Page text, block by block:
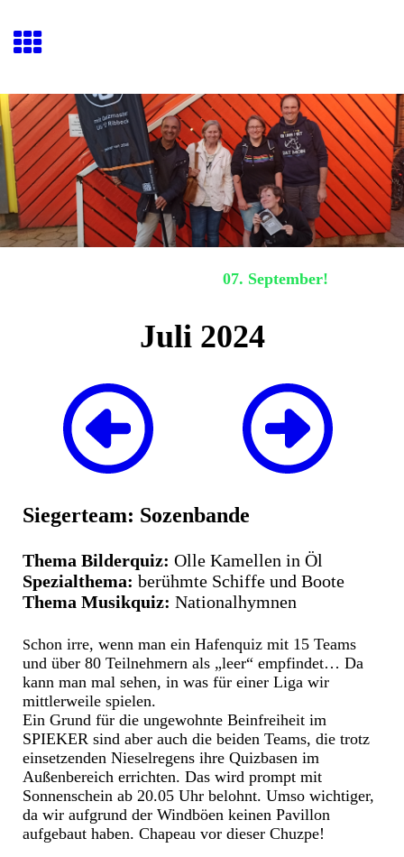
07. September!
Juli 2024
Siegerteam: Sozenbande
Thema Bilderquiz: Olle Kamellen in Öl
Spezialthema: berühmte Schiffe und Boote
Thema Musikquiz: Nationalhymnen
Schon irre, wenn man ein Hafenquiz mit 15 Teams
und über 80 Teilnehmern als „leer“ empfindet… Da
kann man mal sehen, in was für einer Liga wir
mittlerweile spielen.
Ein Grund für die ungewohnte Beinfreiheit im
SPIEKER sind aber auch die beiden Teams, die trotz
einsetzenden Nieselregens ihre Quizbasen im
Außenbereich errichten. Das wird prompt mit
Sonnenschein ab 20.05 Uhr belohnt. Umso wichtiger,
da wir aufgrund der Windböen keinen Pavillon
aufgebaut haben. Chapeau vor dieser Chuzpe!